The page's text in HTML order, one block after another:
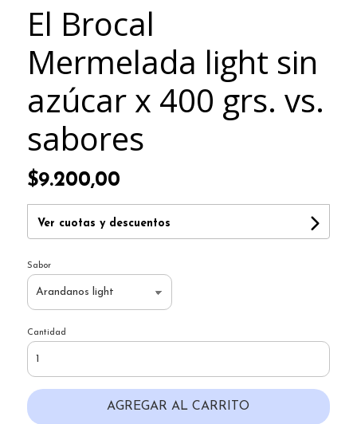
El Brocal
Mermelada light sin
azúcar x 400 grs. vs.
sabores
$9.200,00
Ver cuotas y descuentos
Sabor
Cantidad
AGREGAR AL CARRITO